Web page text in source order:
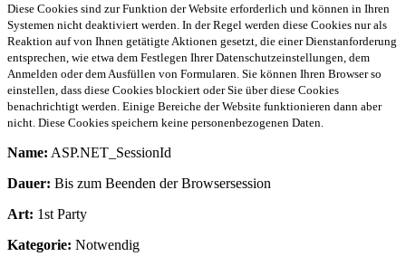
Diese Cookies sind zur Funktion der Website erforderlich und können in Ihren
Systemen nicht deaktiviert werden. In der Regel werden diese Cookies nur als
Reaktion auf von Ihnen getätigte Aktionen gesetzt, die einer Dienstanforderung
entsprechen, wie etwa dem Festlegen Ihrer Datenschutzeinstellungen, dem
Anmelden oder dem Ausfüllen von Formularen. Sie können Ihren Browser so
einstellen, dass diese Cookies blockiert oder Sie über diese Cookies
benachrichtigt werden. Einige Bereiche der Website funktionieren dann aber
nicht. Diese Cookies speichern keine personenbezogenen Daten.
Name: ASP.NET_SessionId
Dauer: Bis zum Beenden der Browsersession
Art: 1st Party
Kategorie: Notwendig